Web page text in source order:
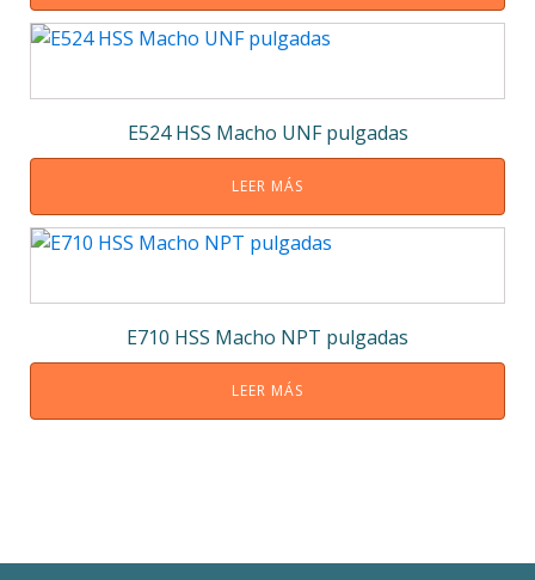
E524 HSS Macho UNF pulgadas
LEER MÁS
E710 HSS Macho NPT pulgadas
LEER MÁS